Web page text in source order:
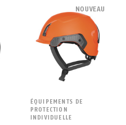
ÉQUIPEMENTS DE
PROTECTION
INDIVIDUELLE
NOUVEAU